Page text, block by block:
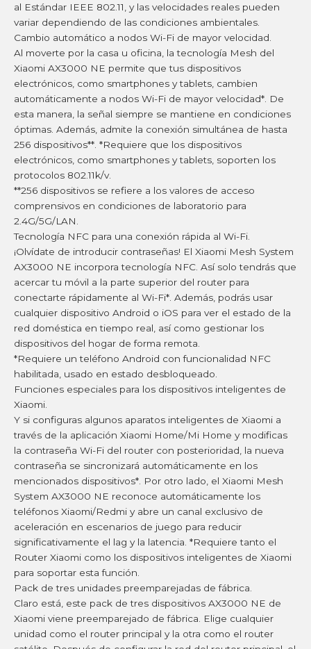
al Estándar IEEE 802.11, y las velocidades reales pueden
variar dependiendo de las condiciones ambientales.
Cambio automático a nodos Wi-Fi de mayor velocidad.
Al moverte por la casa u oficina, la tecnología Mesh del
Xiaomi AX3000 NE permite que tus dispositivos
electrónicos, como smartphones y tablets, cambien
automáticamente a nodos Wi-Fi de mayor velocidad*. De
esta manera, la señal siempre se mantiene en condiciones
óptimas. Además, admite la conexión simultánea de hasta
256 dispositivos**. *Requiere que los dispositivos
electrónicos, como smartphones y tablets, soporten los
protocolos 802.11k/v.
**256 dispositivos se refiere a los valores de acceso
comprensivos en condiciones de laboratorio para
2.4G/5G/LAN.
Tecnología NFC para una conexión rápida al Wi-Fi.
¡Olvídate de introducir contraseñas! El Xiaomi Mesh System
AX3000 NE incorpora tecnología NFC. Así solo tendrás que
acercar tu móvil a la parte superior del router para
conectarte rápidamente al Wi-Fi*. Además, podrás usar
cualquier dispositivo Android o iOS para ver el estado de la
red doméstica en tiempo real, así como gestionar los
dispositivos del hogar de forma remota.
*Requiere un teléfono Android con funcionalidad NFC
habilitada, usado en estado desbloqueado.
Funciones especiales para los dispositivos inteligentes de
Xiaomi.
Y si configuras algunos aparatos inteligentes de Xiaomi a
través de la aplicación Xiaomi Home/Mi Home y modificas
la contraseña Wi-Fi del router con posterioridad, la nueva
contraseña se sincronizará automáticamente en los
mencionados dispositivos*. Por otro lado, el Xiaomi Mesh
System AX3000 NE reconoce automáticamente los
teléfonos Xiaomi/Redmi y abre un canal exclusivo de
aceleración en escenarios de juego para reducir
significativamente el lag y la latencia. *Requiere tanto el
Router Xiaomi como los dispositivos inteligentes de Xiaomi
para soportar esta función.
Pack de tres unidades preemparejadas de fábrica.
Claro está, este pack de tres dispositivos AX3000 NE de
Xiaomi viene preemparejado de fábrica. Elige cualquier
unidad como el router principal y la otra como el router